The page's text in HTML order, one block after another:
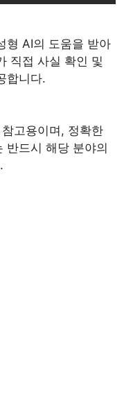
형 AI의 도움을 받아
직접 사실 확인 및
합니다.
고용이며, 정확한
반드시 해당 분야의